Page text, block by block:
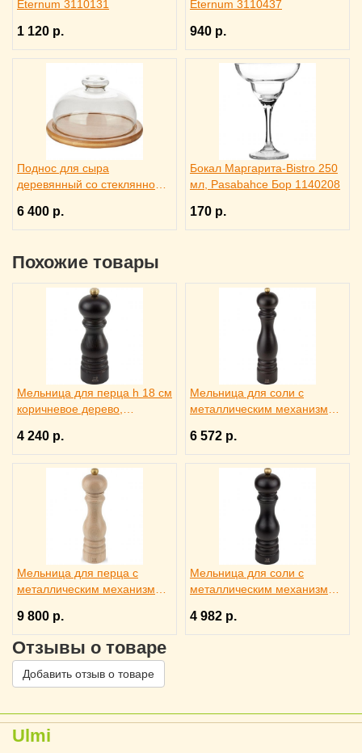
Eternum 3110131
1 120 р.
Eternum 3110437
940 р.
Поднос для сыра
деревянный со стеклянной
6 400 р.
Бокал Маргарита-Bistro 250
мл, Pasabahce Бор 1140208
170 р.
Похожие товары
Мельница для перца h 18 см
коричневое дерево,
PEUGEOT 3172186
4 240 р.
Мельница для соли с
металлическим механизмом
6 572 р.
Мельница для перца с
металлическим механизмом
9 800 р.
Мельница для соли с
металлическим механизмом
4 982 р.
Отзывы о товаре
Добавить отзыв о товаре
Ulmi